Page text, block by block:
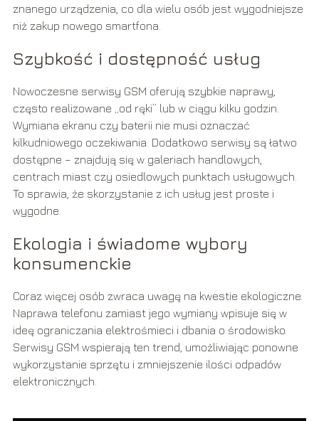
znanego urządzenia, co dla wielu osób jest wygodniejsze
niż zakup nowego smartfona.
Szybkość i dostępność usług
Nowoczesne serwisy GSM oferują szybkie naprawy,
często realizowane „od ręki” lub w ciągu kilku godzin.
Wymiana ekranu czy baterii nie musi oznaczać
kilkudniowego oczekiwania. Dodatkowo serwisy są łatwo
dostępne – znajdują się w galeriach handlowych,
centrach miast czy osiedlowych punktach usługowych.
To sprawia, że skorzystanie z ich usług jest proste i
wygodne.
Ekologia i świadome wybory
konsumenckie
Coraz więcej osób zwraca uwagę na kwestie ekologiczne.
Naprawa telefonu zamiast jego wymiany wpisuje się w
ideę ograniczania elektrośmieci i dbania o środowisko.
Serwisy GSM wspierają ten trend, umożliwiając ponowne
wykorzystanie sprzętu i zmniejszenie ilości odpadów
elektronicznych.